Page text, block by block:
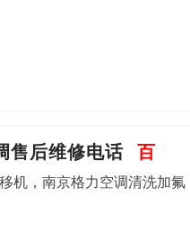
售后维修电话 百
机，南京格力空调清洗加氟